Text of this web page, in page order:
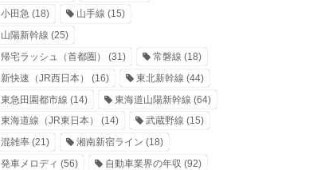
小田急 (18) 山手線 (15)
山陽新幹線 (25)
帰宅ラッシュ（首都圏）
(31) 常磐線 (18)
新快速（JR西日本）
(16) 東北新幹線 (44)
東急田園都市線 (14) 東海道山陽新幹線 (64)
東海道線（JR東日本）
(14) 武蔵野線 (15)
混雑率 (21) 湘南新宿ライン (18)
発車メロディ (56) 自動車業界の年収 (92)